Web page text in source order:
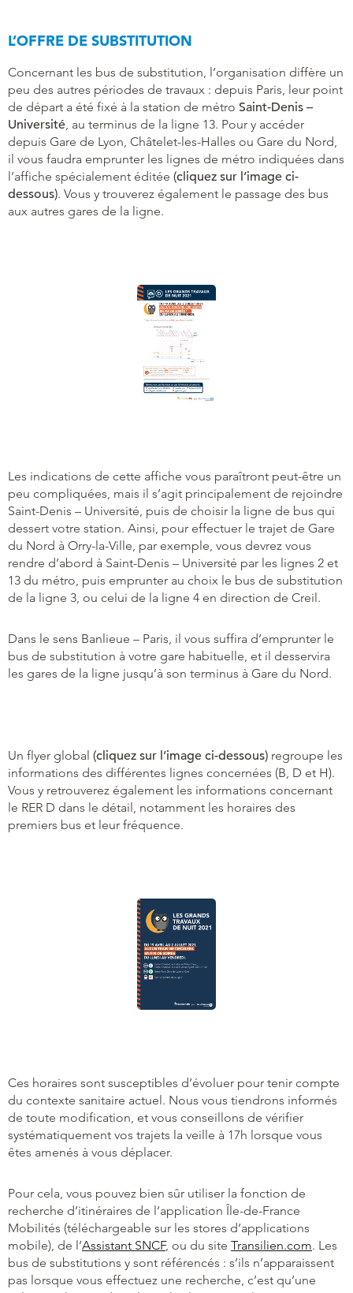
L’OFFRE DE SUBSTITUTION
Concernant les bus de substitution, l’organisation diffère un
peu des autres périodes de travaux : depuis Paris, leur point
de départ a été fixé à la station de métro Saint-Denis –
Université , au terminus de la ligne 13. Pour y accéder
depuis Gare de Lyon, Châtelet-les-Halles ou Gare du Nord,
il vous faudra emprunter les lignes de métro indiquées dans
l’affiche spécialement éditée (cliquez sur l’image ci-
dessous). Vous y trouverez également le passage des bus
aux autres gares de la ligne.
Les indications de cette affiche vous paraîtront peut-être un
peu compliquées, mais il s’agit principalement de rejoindre
Saint-Denis – Université, puis de choisir la ligne de bus qui
dessert votre station. Ainsi, pour effectuer le trajet de Gare
du Nord à Orry-la-Ville, par exemple, vous devrez vous
rendre d’abord à Saint-Denis – Université par les lignes 2 et
13 du métro, puis emprunter au choix le bus de substitution
de la ligne 3, ou celui de la ligne 4 en direction de Creil.
Dans le sens Banlieue – Paris, il vous suffira d’emprunter le
bus de substitution à votre gare habituelle, et il desservira
les gares de la ligne jusqu’à son terminus à Gare du Nord.
Un flyer global (cliquez sur l’image ci-dessous) regroupe les
informations des différentes lignes concernées (B, D et H).
Vous y retrouverez également les informations concernant
le RER D dans le détail, notamment les horaires des
premiers bus et leur fréquence.
Ces horaires sont susceptibles d’évoluer pour tenir compte
du contexte sanitaire actuel. Nous vous tiendrons informés
de toute modification, et vous conseillons de vérifier
systématiquement vos trajets la veille à 17h lorsque vous
êtes amenés à vous déplacer.
Pour cela, vous pouvez bien sûr utiliser la fonction de
recherche d’itinéraires de l’application Île-de-France
Mobilités (téléchargeable sur les stores d’applications
mobile), de l’Assistant SNCF, ou du site Transilien.com. Les
bus de substitutions y sont référencés : s’ils n’apparaissent
pas lorsque vous effectuez une recherche, c’est qu’une